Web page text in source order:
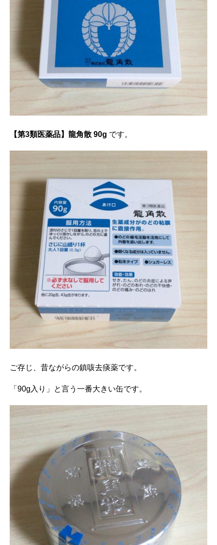
【第3類医薬品】龍角散 90g です。
ご存じ、昔ながらの鎮咳去痰薬です。
「90g入り」と言う一番大きい缶です。